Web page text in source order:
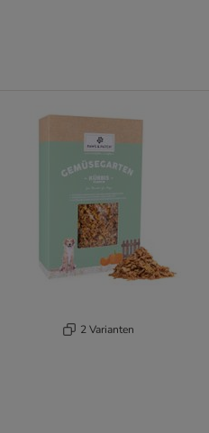
2 Varianten